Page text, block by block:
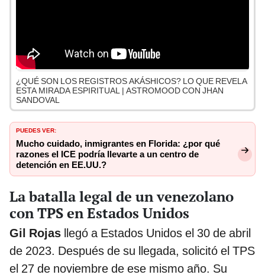
¿QUÉ SON LOS REGISTROS AKÁSHICOS? LO QUE REVELA
ESTA MIRADA ESPIRITUAL | ASTROMOOD CON JHAN
SANDOVAL
PUEDES VER:
Mucho cuidado, inmigrantes en Florida: ¿por qué
razones el ICE podría llevarte a un centro de
detención en EE.UU.?
La batalla legal de un venezolano
con TPS en Estados Unidos
Gil Rojas llegó a Estados Unidos el 30 de abril
de 2023. Después de su llegada, solicitó el TPS
el 27 de noviembre de ese mismo año. Su